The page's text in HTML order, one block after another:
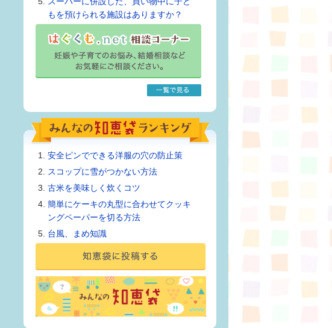
もを預けられる施設はありますか？
安全ピンでできる洋服の穴の防止策
スコップに雪がつかない方法
古米を美味しく炊くコツ
簡単にケーキの丸型に合わせてクッキ
ングペーパーを切る方法
台風、まめ知識